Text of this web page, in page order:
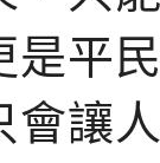
是平
會讓